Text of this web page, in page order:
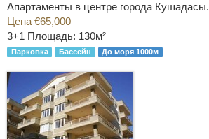
Апартаменты в центре города Кушадасы.
Цена €65,000
3+1 Площадь: 130м²
Парковка Бассейн До моря 1000м